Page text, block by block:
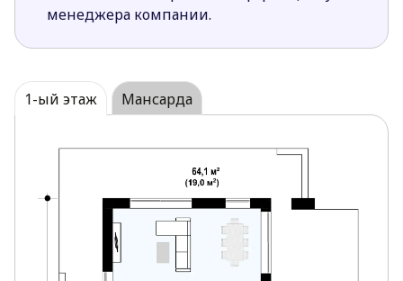
большим окном, рядом с которой располагается
прачечная.
менеджера компании.
1-ый этаж Мансарда